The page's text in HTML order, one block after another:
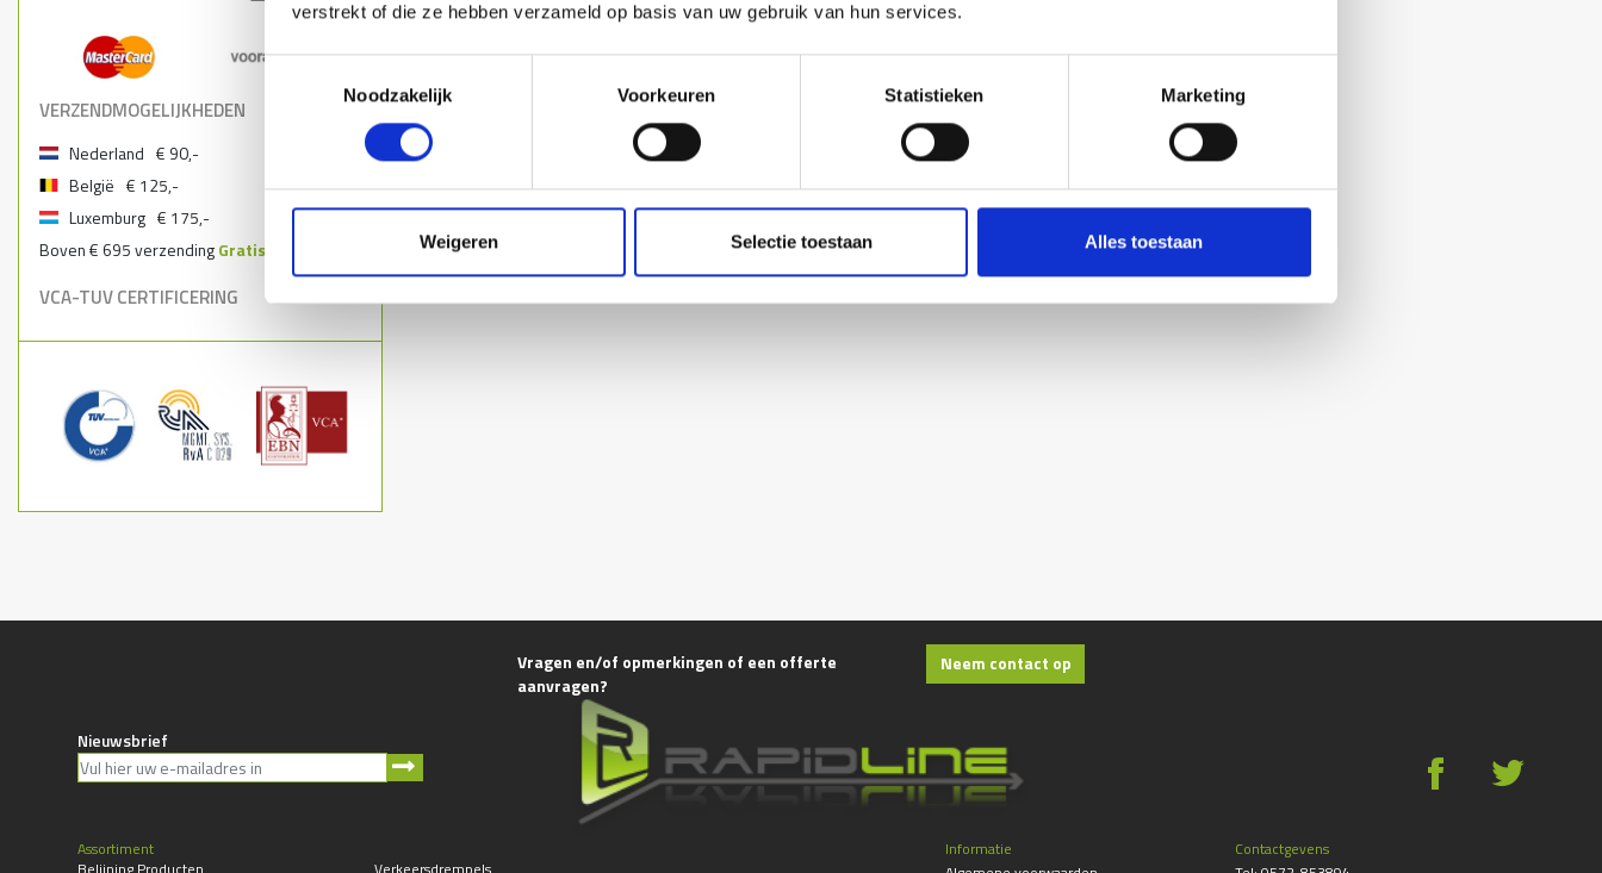
verstrekt of die ze hebben verzameld op basis van uw gebruik van hun services.
Toestemmingsselectie
Noodzakelijk
Voorkeuren Statistieken Marketing
Weigeren Selectie toestaan Alles toestaan
VERZENDMOGELIJKHEDEN
Nederland € 90,-
België € 125,-
Luxemburg € 175,-
Boven € 695 verzendingGratis
VCA-TUV CERTIFICERING
Vragen en/of opmerkingen of een offerte
aanvragen?
Neem contact op
Nieuwsbrief
g *
Assortiment
Informatie
Contactgevens